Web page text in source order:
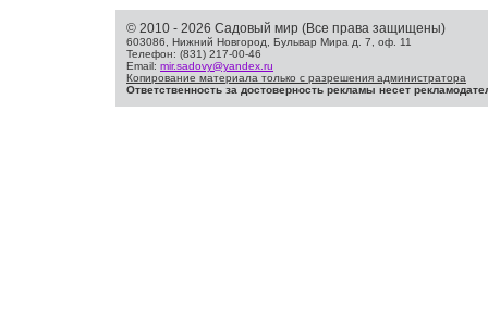
© 2010 - 2026 Садовый мир (Все права защищены)
603086, Нижний Новгород, Бульвар Мира д. 7, оф. 11
Телефон: (831) 217-00-46
Email: mir.sadovy@yandex.ru
Копирование материала только с разрешения администратора
Ответственность за достоверность рекламы несет